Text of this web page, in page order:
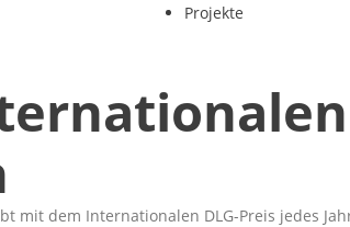
Projekte
mit dem Internationalen DLG-Preis jedes